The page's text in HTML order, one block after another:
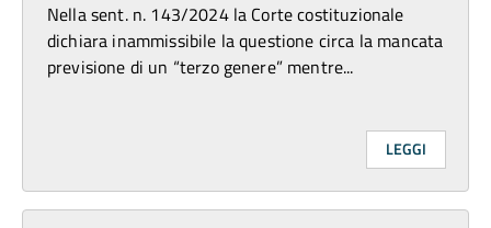
Nella sent. n. 143/2024 la Corte costituzionale
dichiara inammissibile la questione circa la mancata
previsione di un “terzo genere” mentre...
LEGGI